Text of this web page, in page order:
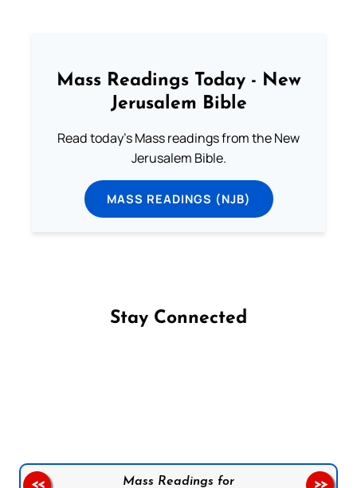
Mass Readings Today - New
Jerusalem Bible
Read today's Mass readings from the New
Jerusalem Bible.
MASS READINGS (NJB)
Stay Connected
Mass Readings for
<< >>